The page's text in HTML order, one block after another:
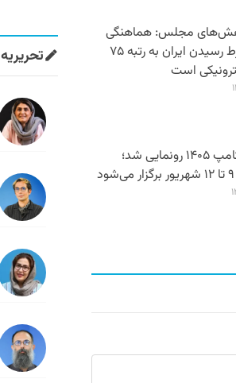
مجلس: هماهنگی
نهادی شرط رسیدن ایران به رتبه ۷۵
است
پوستر الکامپ ۱۴۰۵ رونمایی شد؛
تحریریه